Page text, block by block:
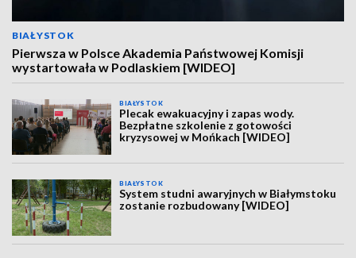
BIAŁYSTOK
Pierwsza w Polsce Akademia Państwowej Komisji
wystartowała w Podlaskiem [WIDEO]
BIAŁYSTOK
Plecak ewakuacyjny i zapas wody.
Bezpłatne szkolenie z gotowości
kryzysowej w Mońkach [WIDEO]
BIAŁYSTOK
System studni awaryjnych w Białymstoku
zostanie rozbudowany [WIDEO]